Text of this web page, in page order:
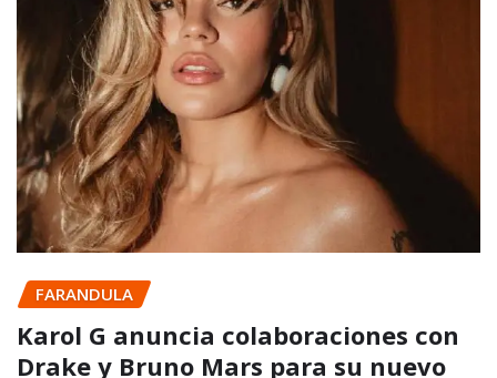
FARANDULA
Karol G anuncia colaboraciones con
Drake y Bruno Mars para su nuevo